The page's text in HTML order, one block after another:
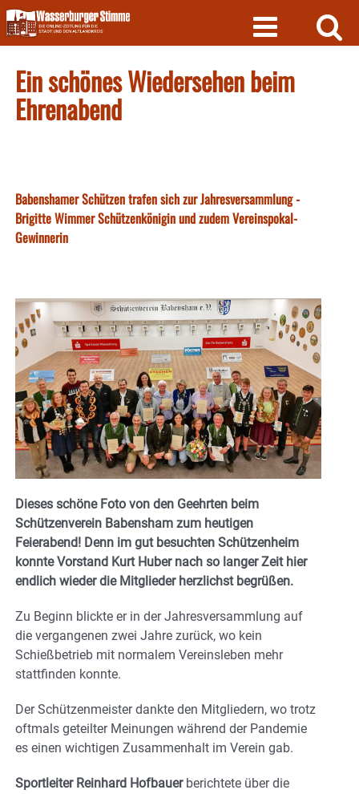
Skip
to
content
Ein schönes Wiedersehen beim
Ehrenabend
Babenshamer Schützen trafen sich zur Jahresversammlung -
Brigitte Wimmer Schützenkönigin und zudem Vereinspokal-
Gewinnerin
Dieses schöne Foto von den Geehrten beim
Schützenverein Babensham zum heutigen
Feierabend! Denn im gut besuchten Schützenheim
konnte Vorstand Kurt Huber nach so langer Zeit hier
endlich wieder die Mitglieder herzlichst begrüßen.
Zu Beginn blickte er in der Jahresversammlung auf
die vergangenen zwei Jahre zurück, wo kein
Schießbetrieb mit normalem Vereinsleben mehr
stattfinden konnte.
Der Schützenmeister dankte den Mitgliedern, wo trotz
oftmals geteilter Meinungen während der Pandemie
es einen wichtigen Zusammenhalt im Verein gab.
Sportleiter Reinhard Hofbauerberichtete über die